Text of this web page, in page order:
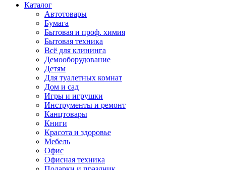
Каталог
Автотовары
Бумага
Бытовая и проф. химия
Бытовая техника
Всё для клининга
Демооборудование
Детям
Для туалетных комнат
Дом и сад
Игры и игрушки
Инструменты и ремонт
Канцтовары
Книги
Красота и здоровье
Мебель
Офис
Офисная техника